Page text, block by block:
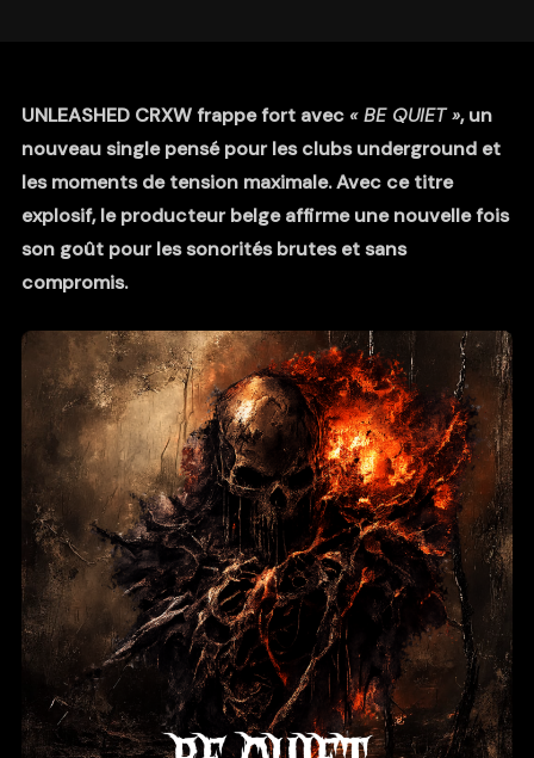
UNLEASHED CRXW frappe fort avec « BE QUIET », un
nouveau single pensé pour les clubs underground et
les moments de tension maximale. Avec ce titre
explosif, le producteur belge affirme une nouvelle fois
son goût pour les sonorités brutes et sans
compromis.